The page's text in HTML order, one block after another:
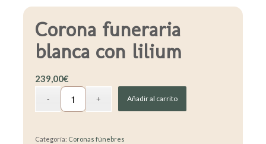
Corona funeraria
blanca con lilium
239,00€
Añadir al carrito
Categoría: Coronas fúnebres